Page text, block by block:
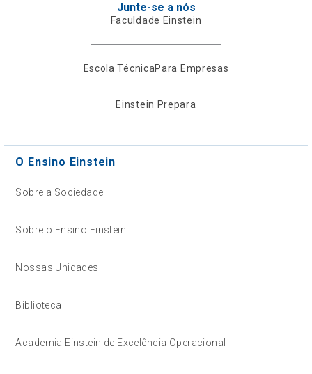
Junte-se a nós
Faculdade Einstein
Escola TécnicaPara Empresas
Einstein Prepara
O Ensino Einstein
Sobre a Sociedade
Sobre o Ensino Einstein
Nossas Unidades
Biblioteca
Academia Einstein de Excelência Operacional